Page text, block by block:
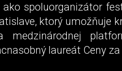
spoluorganizátor
ktorý umožňuje
medzinárodnej
laureát Ceny